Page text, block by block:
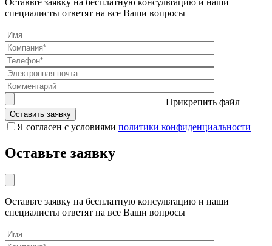
Оставьте заявку на бесплатную консультацию и наши
специалисты ответят на все Ваши вопросы
Прикрепить файл
Я согласен с условиями политики конфиденциальности
Оставьте заявку
Оставьте заявку на бесплатную консультацию и наши
специалисты ответят на все Ваши вопросы